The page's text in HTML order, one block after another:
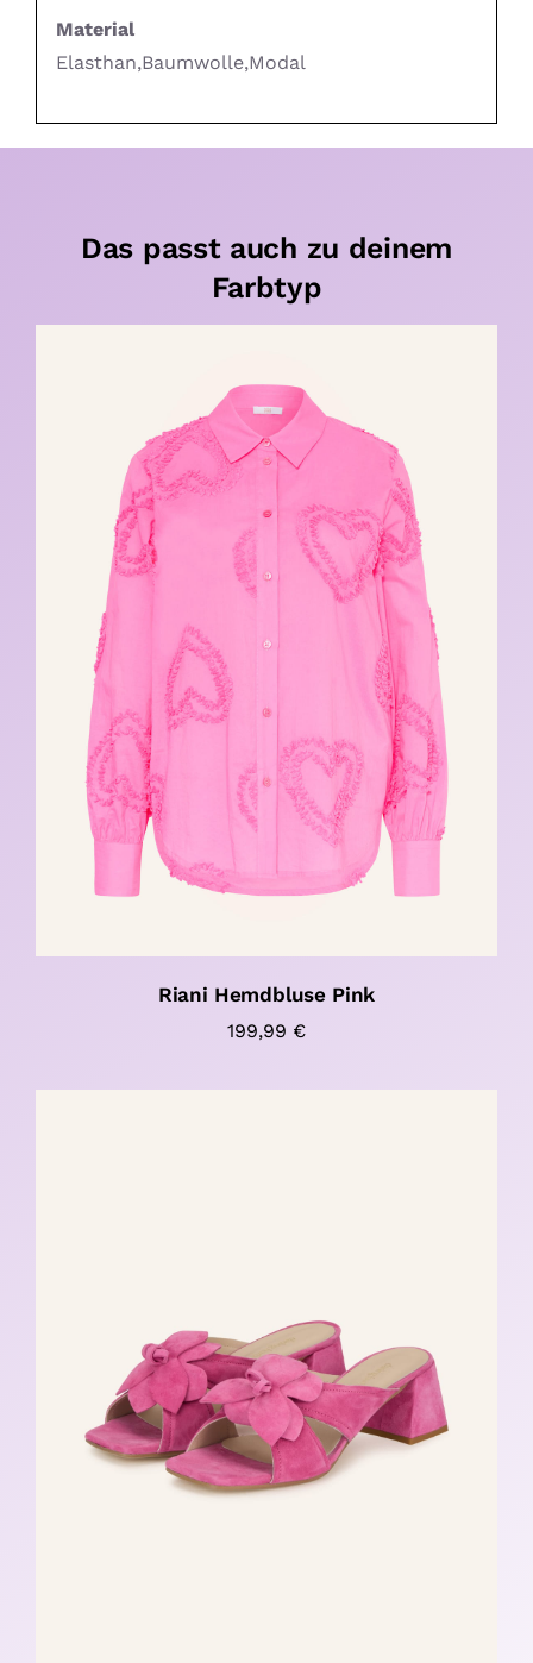
Material
Elasthan,Baumwolle,Modal
Das passt auch zu deinem
Farbtyp
Riani Hemdbluse Pink
199,99 €